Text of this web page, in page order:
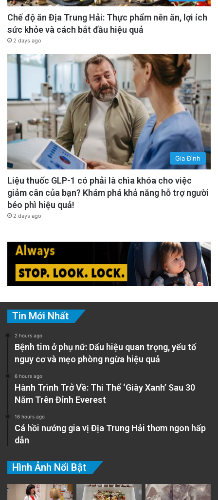
Chế độ ăn Địa Trung Hải: Thực phẩm nên ăn, lợi ích
sức khỏe và cách bắt đầu hiệu quả
2 days ago
Gia Đình
Liệu thuốc GLP-1 có phải là chìa khóa cho việc
giảm cân của bạn? Khám phá khả năng hỗ trợ người
béo phì hiệu quả!
2 days ago
Tin Mới Nhất
2 hours ago
Bệnh tim ở phụ nữ: Dấu hiệu quan trọng, yếu tố
nguy cơ và mẹo phòng ngừa hiệu quả
6 hours ago
Hành Trình Trở Về: Thi Thể ‘Giày Xanh’ Sau 30
Năm Trên Đỉnh Everest
16 hours ago
Cá hồi nướng gia vị Địa Trung Hải thơm ngon hấp
dẫn
Hình Ảnh Nổi Bật